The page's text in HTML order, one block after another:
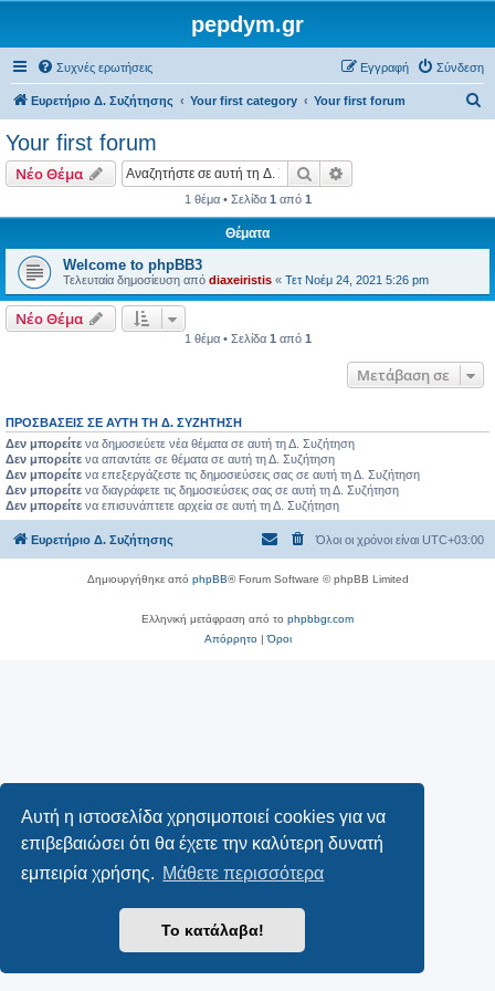
Αυτή η ιστοσελίδα χρησιμοποιεί cookies για να
επιβεβαιώσει ότι θα έχετε την καλύτερη δυνατή
εμπειρία χρήσης. Μάθετε περισσότερα
Το κατάλαβα!
pepdym.gr
Συχνές ερωτήσεις Σύνδεση
Εγγραφή
Ευρετήριο Δ. Συζήτησης Your first category Your first forum
Your first forum
Νέο Θέμα Αναζήτηση
1 θέμα • Σελίδα 1 από 1
Θέματα
Welcome to phpBB3
Τελευταία δημοσίευση από diaxeiristis « Τετ Νοέμ 24, 2021 5:26 pm
Νέο Θέμα
1 θέμα • Σελίδα 1 από 1
Μετάβαση σε
ΠΡΟΣΒΆΣΕΙΣ ΣΕ ΑΥΤΉ ΤΗ Δ. ΣΥΖΉΤΗΣΗ
Δεν μπορείτε να δημοσιεύετε νέα θέματα σε αυτή τη Δ. Συζήτηση
Δεν μπορείτε να απαντάτε σε θέματα σε αυτή τη Δ. Συζήτηση
Δεν μπορείτε να επεξεργάζεστε τις δημοσιεύσεις σας σε αυτή τη Δ. Συζήτηση
Δεν μπορείτε να διαγράφετε τις δημοσιεύσεις σας σε αυτή τη Δ. Συζήτηση
Δεν μπορείτε να επισυνάπτετε αρχεία σε αυτή τη Δ. Συζήτηση
Ευρετήριο Δ. Συζήτησης Όλοι οι χρόνοι είναι UTC+03:00
Δημιουργήθηκε από phpBB® Forum Software © phpBB Limited
Ελληνική μετάφραση από το phpbbgr.com
Απόρρητο|Όροι